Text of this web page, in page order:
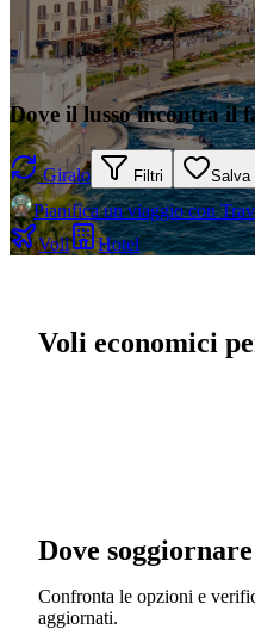
Dove il lusso incontra il
Giralo Filtri Salva
Pianifica un viaggio con
Voli
Hotel
Voli economici
Dove
Confronta le opzioni e
aggiornati.